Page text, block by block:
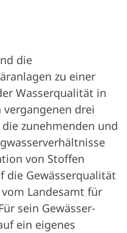
die
zu einer
Wasserqualität in
vergangenen drei
zunehmenden und
von Stoffen
die Gewässerqualität
Landesamt für
sein Gewässer-
ein eigenes